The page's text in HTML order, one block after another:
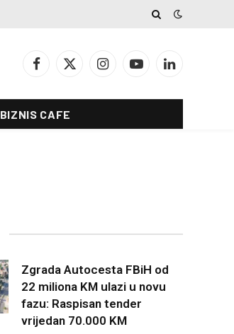
Facebook
X
InstagramYouTubeLinkedIn
BIZNIS CAFE
Zgrada Autocesta FBiH od
22 miliona KM ulazi u novu
fazu: Raspisan tender
vrijedan 70.000 KM